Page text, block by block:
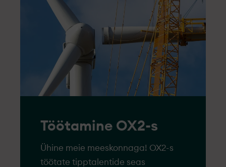
Töötamine OX2-s
Ühine meie meeskonnaga! OX2-s
töötate tipptalentide seas